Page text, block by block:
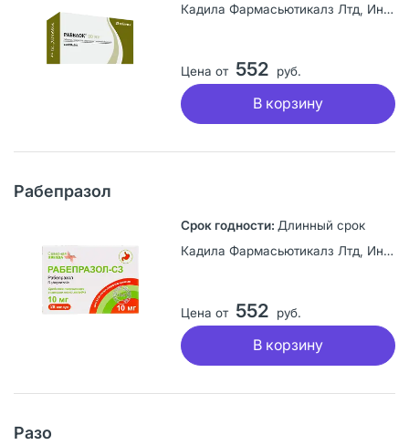
Кадила Фармасьютикалз Лтд, Индия
Цена от 552 руб.
В корзину
Рабепразол
Длинный срок
Кадила Фармасьютикалз Лтд, Индия
Цена от 552 руб.
В корзину
Разо